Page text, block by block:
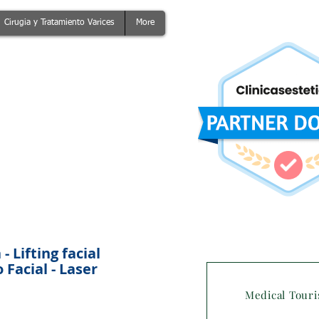
Cirugia y Tratamiento Varices More
- Lifting facial
- Laser
Medical